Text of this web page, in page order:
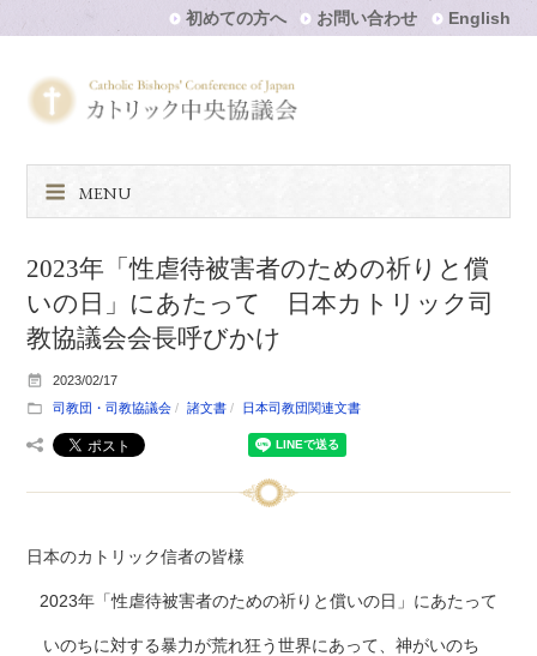
初めての方へ お問い合わせ English
MENU
2023年「性虐待被害者のための祈りと償
いの日」にあたって 日本カトリック司
教協議会会長呼びかけ
2023/02/17
司教団・司教協議会
諸文書 日本司教団関連文書
日本のカトリック信者の皆様
2023年「性虐待被害者のための祈りと償いの日」にあたって
いのちに対する暴力が荒れ狂う世界にあって、神がいのち